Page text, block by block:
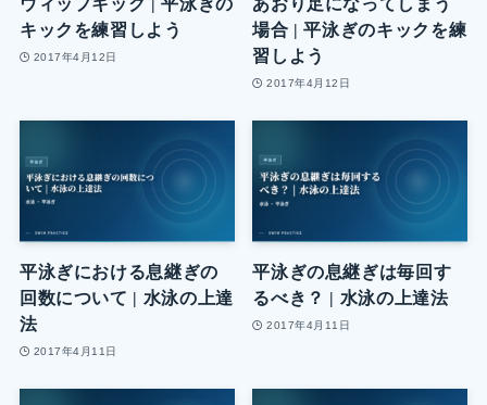
ウィップキック | 平泳ぎの
キックを練習しよう
2017年4月12日
あおり足になってしまう
場合 | 平泳ぎのキックを練
習しよう
2017年4月12日
平泳ぎにおける息継ぎの
回数について | 水泳の上達
法
2017年4月11日
平泳ぎの息継ぎは毎回す
るべき？ | 水泳の上達法
2017年4月11日